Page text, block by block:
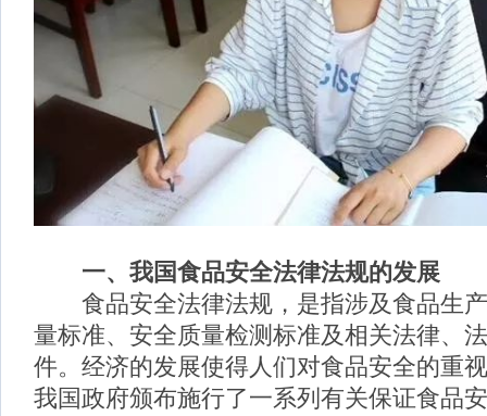
一、 我国食品安全法律法规的发展
食品安全法律法规，是指涉及食品生产
量标准、安全质量检测标准及相关法律、
件。经济的发展使得人们对食品安全的重
我国政府颁布施行了一系列有关保证食品